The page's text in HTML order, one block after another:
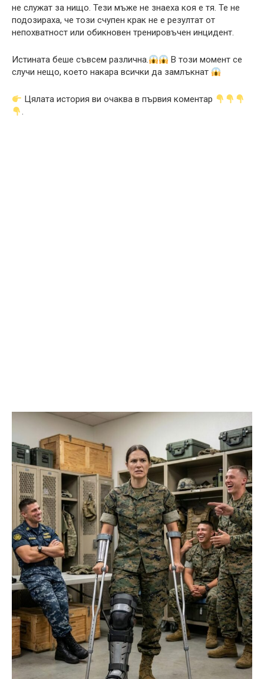
не служат за нищо. Тези мъже не знаеха коя е тя. Те не
подозираха, че този счупен крак не е резултат от
непохватност или обикновен тренировъчен инцидент.
Истината беше съвсем различна.
В този момент се
случи нещо, което накара всички да замлъкнат
Цялата история ви очаква в първия коментар
.